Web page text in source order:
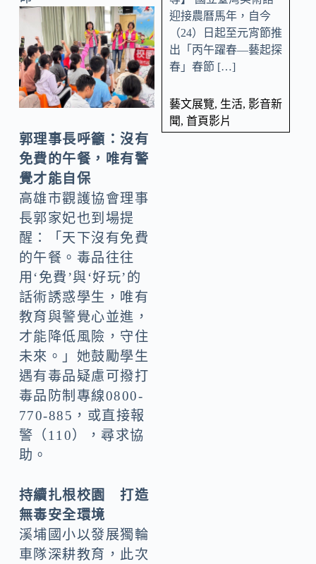
郭理事長呼籲：沒有
免費的午餐，唯有警
覺才能自保
高雄市觀護協會理事
長郭家妃也到場提
醒：「天下沒有免費
的午餐。毒品往往
用‘免費’與‘好玩’的
話術誘惑學生，唯有
教育與警覺心並進，
才能降低風險，守住
未來。」她鼓勵學生
遇有毒品疑慮可撥打
毒品防制專線0800-
770-885，或直接報
警（110），尋求協
助。
持續扎根校園 打造
無毒安全環境
溪埔國小以發展獨輪
車隊深耕教育，此次
迎接農曆馬年，自今
（24）日起至元宵節推
出「丙午躍春—藝起探
春」春節 […]
藝文展覽, 生活, 影音新
聞, 首頁影片